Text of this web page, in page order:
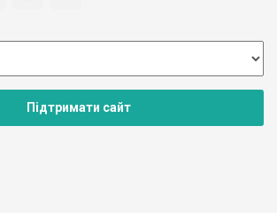
Підтримати сайт